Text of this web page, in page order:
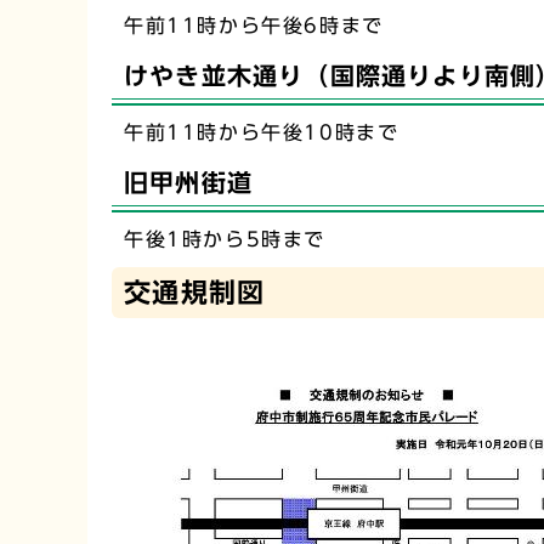
午前11時から午後6時まで
けやき並木通り（国際通りより南側
午前11時から午後10時まで
旧甲州街道
午後1時から5時まで
交通規制図